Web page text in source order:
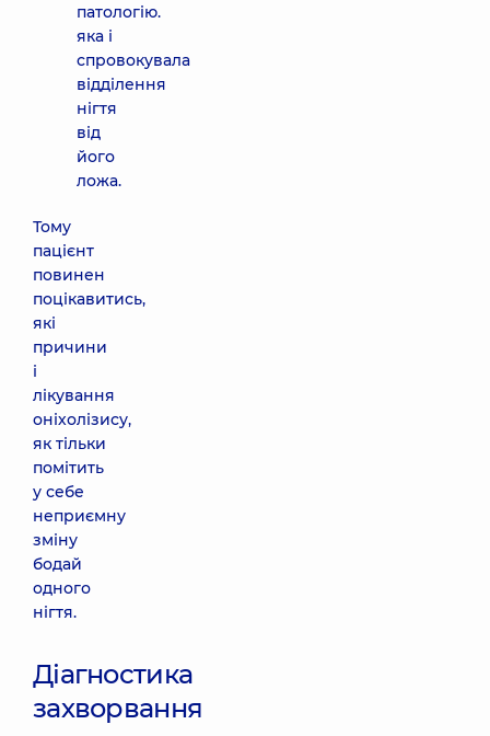
патологію.
яка і
спровокувала
відділення
нігтя
від
його
ложа.
Тому
пацієнт
повинен
поцікавитись,
які
причини
і
лікування
оніхолізису,
як тільки
помітить
у себе
неприємну
зміну
бодай
одного
нігтя.
Діагностика
захворвання